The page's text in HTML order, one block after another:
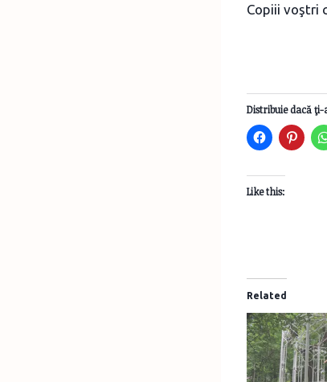
Copiii voştri
Distribuie dacă
Like this:
Related